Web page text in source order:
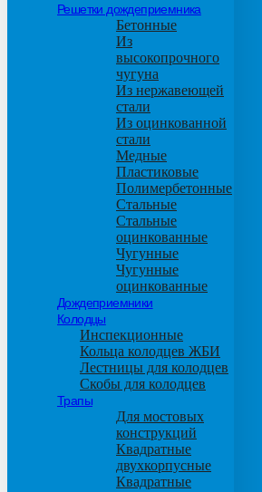
Решетки дождеприемника
Бетонные
Из
высокопрочного
чугуна
Из нержавеющей
стали
Из оцинкованной
стали
Медные
Пластиковые
Полимербетонные
Стальные
Стальные
оцинкованные
Чугунные
Чугунные
оцинкованные
Дождеприемники
Колодцы
Инспекционные
Кольца колодцев ЖБИ
Лестницы для колодцев
Скобы для колодцев
Трапы
Для мостовых
конструкций
Квадратные
двухкорпусные
Квадратные